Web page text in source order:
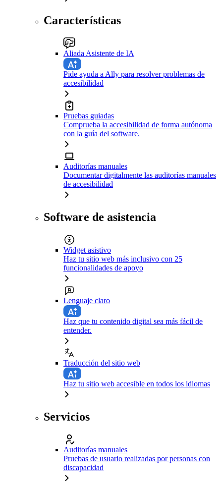
Características
Aliada Asistente de IA
Pide ayuda a Ally para resolver problemas de
accesibilidad
Pruebas guiadas
Comprueba la accesibilidad de forma autónoma
con la guía del software.
Auditorías manuales
Documentar digitalmente las auditorías manuales
de accesibilidad
Software de asistencia
Widget asistivo
Haz tu sitio web más inclusivo con 25
funcionalidades de apoyo
Lenguaje claro
Haz que tu contenido digital sea más fácil de
entender.
Traducción del sitio web
Haz tu sitio web accesible en todos los idiomas
Servicios
Auditorías manuales
Pruebas de usuario realizadas por personas con
discapacidad